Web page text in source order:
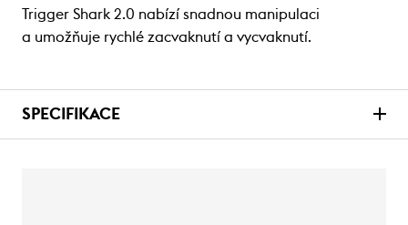
Trigger Shark 2.0 nabízí snadnou manipulaci
a umožňuje rychlé zacvaknutí a vycvaknutí.
SPECIFIKACE